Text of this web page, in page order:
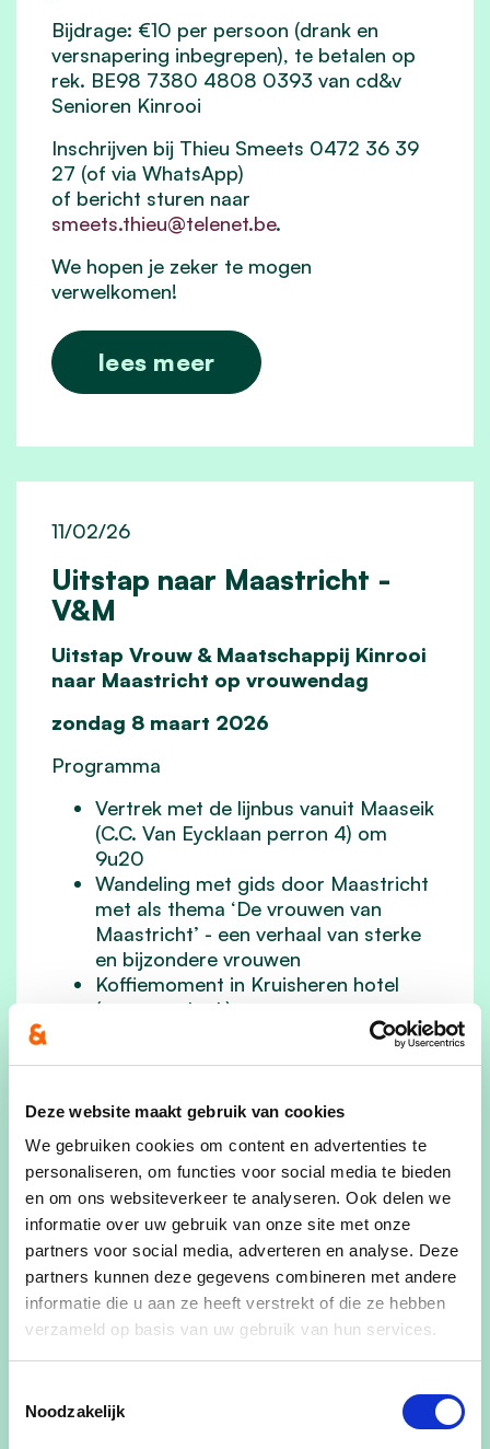
Deze website maakt gebruik van cookies
We gebruiken cookies om content en advertenties te
personaliseren, om functies voor social media te bieden
en om ons websiteverkeer te analyseren. Ook delen we
informatie over uw gebruik van onze site met onze
partners voor social media, adverteren en analyse. Deze
partners kunnen deze gegevens combineren met andere
informatie die u aan ze heeft verstrekt of die ze hebben
verzameld op basis van uw gebruik van hun services.
Noodzakelijk
Bijdrage: €10 per persoon (drank en
versnapering inbegrepen), te betalen op
rek. BE98 7380 4808 0393 van cd&v
Senioren Kinrooi
Inschrijven bij Thieu Smeets 0472 36 39
27 (of via WhatsApp)
of bericht sturen naar
smeets.thieu@telenet.be.
We hopen je zeker te mogen
verwelkomen!
lees meer
Uitstap naar Maastricht -
V&M
11/02/26
Uitstap Vrouw & Maatschappij Kinrooi
naar Maastricht op vrouwendag
zondag 8 maart 2026
Programma
Vertrek met de lijnbus vanuit Maaseik
(C.C. Van Eycklaan perron 4) om
9u20
Wandeling met gids door Maastricht
met als thema ‘De vrouwen van
Maastricht’ - een verhaal van sterke
en bijzondere vrouwen
Koffiemoment in Kruisheren hotel
(vroegere kerk)
Lunchen doen we in Basilica - (een
mooie toegankelijke lunchkaart
ter plaatse kan ieder haar eigen
keuze maken
Vrij bezoek aan Maastricht om te
shoppen, een museum te bezoeken,
…
Met de lijnbus terug naar huis om
17u10 - rond 18u40 terug in Maaseik -
afspraak wordt ter plaatse gemaakt
Kostprijs: alles inbegrepen € 15 (exclusief
- ter plaatse af te rekenen.
Deze uitstap is enkel bedoeld voor